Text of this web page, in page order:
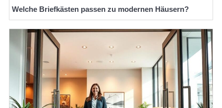
Welche Briefkästen passen zu modernen Häusern?